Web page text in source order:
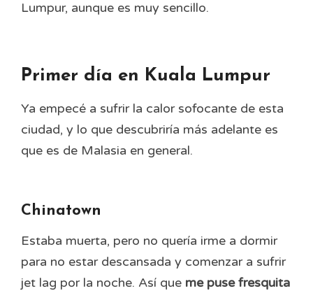
Lumpur, aunque es muy sencillo.
Primer día en Kuala Lumpur
Ya empecé a sufrir la calor sofocante de esta
ciudad, y lo que descubriría más adelante es
que es de Malasia en general.
Chinatown
Estaba muerta, pero no quería irme a dormir
para no estar descansada y comenzar a sufrir
jet lag por la noche. Así que me puse fresquita